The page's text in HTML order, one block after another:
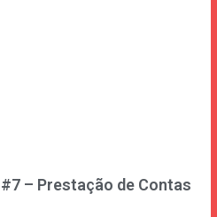
– Prestação de Contas